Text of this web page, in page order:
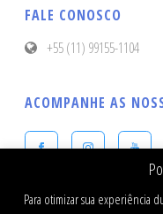
FALE CONOSCO
+55 (11) 99155-1104
ACOMPANHE AS
Para otimizar sua experiência